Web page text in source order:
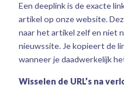
Een deeplink is de exacte
artikel op onze website.
naar het artikel zelf en niet
nieuwssite. Je kopieert de
wanneer je daadwerkelijk
Wisselen de URL’s na